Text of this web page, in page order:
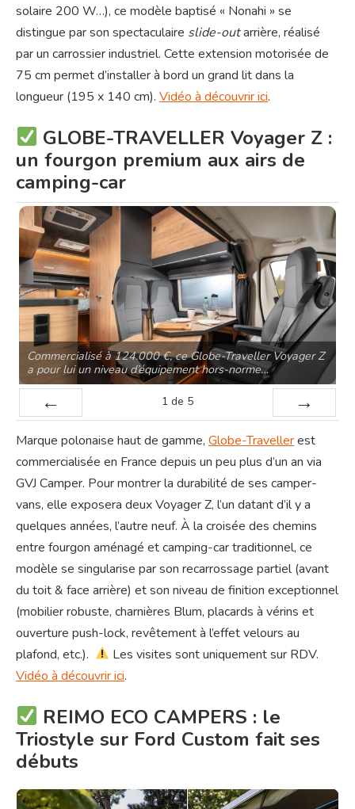
solaire 200 W…), ce modèle baptisé « Nonahi » se
distingue par son spectaculaire slide-outarrière, réalisé
par un carrossier industriel. Cette extension motorisée de
75 cm permet d’installer à bord un grand lit dans la
longueur (195 x 140 cm). Vidéo à découvrir ici.
GLOBE-TRAVELLER Voyager Z :
un fourgon premium aux airs de
camping-car
Commercialisé à 124.000 €, ce Globe-Traveller Voyager Z
a pour lui un niveau d’équipement hors-norme…
1 de 5
Marque polonaise haut de gamme, Globe-Travellerest
commercialisée en France depuis un peu plus d’un an via
GVJ Camper. Pour montrer la durabilité de ses camper-
vans, elle exposera deux Voyager Z, l’un datant d’il y a
quelques années, l’autre neuf. À la croisée des chemins
entre fourgon aménagé et camping-car traditionnel, ce
modèle se singularise par son recarrossage partiel (avant
du toit & face arrière) et son niveau de finition exceptionnel
(mobilier robuste, charnières Blum, placards à vérins et
ouverture push-lock, revêtement à l’effet velours au
plafond, etc.).
Les visites sont uniquement sur RDV.
Vidéo à découvrir ici.
REIMO ECO CAMPERS : le
Triostyle sur Ford Custom fait ses
débuts